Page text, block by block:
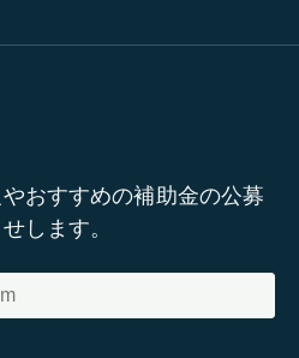
おすすめの補助金の公募
します。